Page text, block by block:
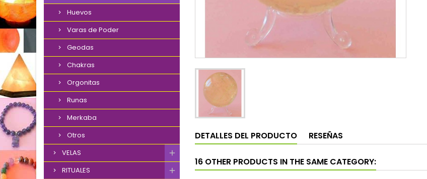
Huevos
Varas de Poder
Geodas
Chakras
Orgonitas
Runas
Merkaba
Otros
VELAS
RITUALES
DETALLES DEL PRODUCTO RESEÑAS
16 OTHER PRODUCTS IN THE SAME CATEGORY: